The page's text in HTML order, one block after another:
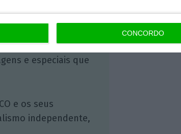
CONCORDO
do que
acesso a notícias
e especiais que
e os seus
independente,